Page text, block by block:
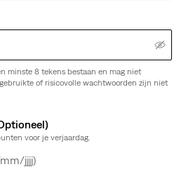
minste 8 tekens bestaan en mag niet
of risicovolle wachtwoorden zijn niet
voor je verjaardag.